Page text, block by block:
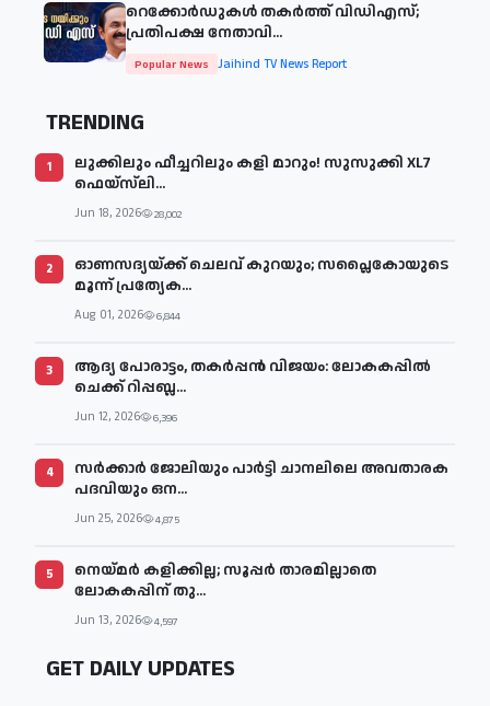
റെക്കോർഡുകൾ തകർത്ത് വിഡിഎസ്;
പ്രതിപക്ഷ നേതാവി...
Popular News Jaihind TV News Report
TRENDING
1
ലുക്കിലും ഫീച്ചറിലും കളി മാറും! സുസുക്കി XL7
ഫെയ്‌സ്‌ലി...
Jun 18, 2026 28,002
2
ഓണസദ്യയ്ക്ക് ചെലവ് കുറയും; സപ്ലൈകോയുടെ
മൂന്ന് പ്രത്യേക...
Aug 01, 2026 6,844
3
ആദ്യ പോരാട്ടം, തകർപ്പൻ വിജയം: ലോകകപ്പിൽ
ചെക്ക് റിപ്പബ്ല...
Jun 12, 2026 6,396
4
സര്‍ക്കാര്‍ ജോലിയും പാര്‍ട്ടി ചാനലിലെ അവതാരക
പദവിയും ഒന...
Jun 25, 2026 4,875
5
നെയ്മര്‍ കളിക്കില്ല; സൂപ്പര്‍ താരമില്ലാതെ
ലോകകപ്പിന് തു...
Jun 13, 2026 4,597
GET DAILY UPDATES